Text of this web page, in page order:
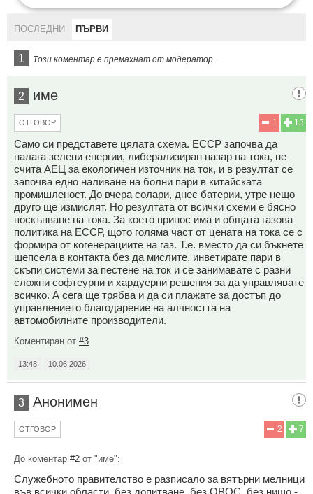
ПОСЛЕДНИ ПЪРВИ
1 Този коментар е премахнат от модератор.
2 име
13
1
ОТГОВОР
Само си представете цялата схема. ЕССР започва да
налага зелени енергии, либерализиран пазар на тока, не
счита АЕЦ за екологичен източник на ток, и в резултат се
започва едно наливане на болни пари в китайската
промишленост. До вчера солари, днес батерии, утре нещо
друго ще измислят. Но резултата от всички схеми е бясно
поскъпване на тока. За което принос има и общата газова
политика на ЕССР, щото голяма част от цената на тока се с
формира от когенерациите на газ. Т.е. вместо да си бъкнете
щепсела в контакта без да мислите, инветирате пари в
скъпи системи за пестене на ток и се занимавате с разни
сложни софтеурни и хардуерни решения за да управлявате
всичко. А сега ще трябва и да си плажате за достъп до
управлението благодарение на алчността на
автомобилните производители.
Коментиран от #3
13:48 10.06.2026
3 Анонимен
7
2
ОТГОВОР
До коментар #2 от "име":
Служебното правителство е разписало за вятърни мелници
във всички области, без допитване, без ОВОС, без нищо -